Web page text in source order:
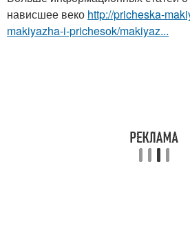
нависшее веко http://pricheska-
makiyazha-i-prichesok/makiyaz...